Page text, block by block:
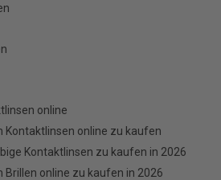
online
Kontaktlinsen online zu kaufen
Kontaktlinsen zu kaufen in 2026
Brillen online zu kaufen in 2026